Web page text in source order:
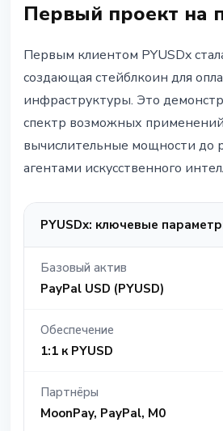
Первый проект на
Первым клиентом PYUSDx
создающая стейблкоин для
инфраструктуры. Это
спектр возможных
вычислительные мощности до
агентами искусственного
PYUSDx: ключевые
Базовый актив
PayPal USD (PYUSD)
Обеспечение
1:1 к PYUSD
Партнёры
MoonPay, PayPal, M0